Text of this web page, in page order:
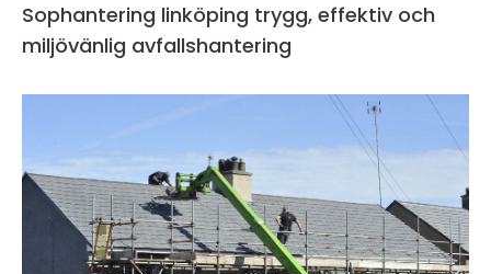
Sophantering linköping trygg, effektiv och
miljövänlig avfallshantering